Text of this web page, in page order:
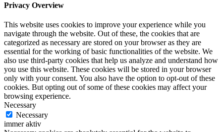
Privacy Overview
This website uses cookies to improve your experience while you
navigate through the website. Out of these, the cookies that are
categorized as necessary are stored on your browser as they are
essential for the working of basic functionalities of the website. We
also use third-party cookies that help us analyze and understand how
you use this website. These cookies will be stored in your browser
only with your consent. You also have the option to opt-out of these
cookies. But opting out of some of these cookies may affect your
browsing experience.
Necessary
Necessary
immer aktiv